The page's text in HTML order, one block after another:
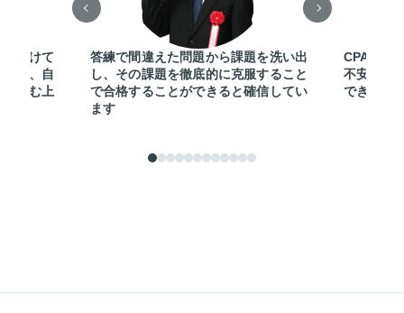
つけて
は、自
組む上
答練で間違えた問題から課題を洗い出
し、その課題を徹底的に克服すること
で合格することができると確信してい
ます
CPAを選
不安を感
できまし